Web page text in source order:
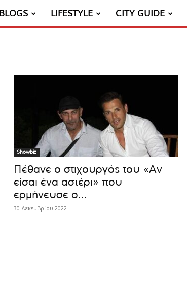
BLOGS LIFESTYLE CITY GUIDE
Showbiz
Πέθανε ο στιχουργός του «Αν
είσαι ένα αστέρι» που
ερμήνευσε ο...
30 Δεκεμβρίου 2022